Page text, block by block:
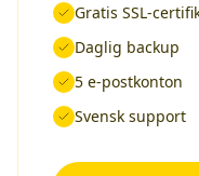
Gratis SSL-
Daglig backup
5 e-postkonton
Svensk support